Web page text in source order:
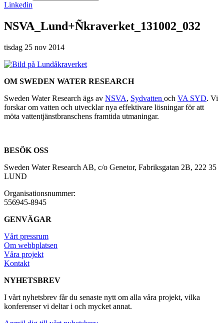
Linkedin
NSVA_Lund+Ñkraverket_131002_032
tisdag 25 nov 2014
OM SWEDEN WATER RESEARCH
Sweden Water Research ägs av NSVA, Sydvatten och VA SYD. Vi
forskar om vatten och utvecklar nya effektivare lösningar för att
möta vattentjänstbranschens framtida utmaningar.
BESÖK OSS
Sweden Water Research AB, c/o Genetor, Fabriksgatan 2B, 222 35
LUND
Organisationsnummer:
556945-8945
GENVÄGAR
Vårt pressrum
Om webbplatsen
Våra projekt
Kontakt
NYHETSBREV
I vårt nyhetsbrev får du senaste nytt om alla våra projekt, vilka
konferenser vi deltar i och mycket annat.